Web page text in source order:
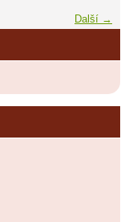
Další →